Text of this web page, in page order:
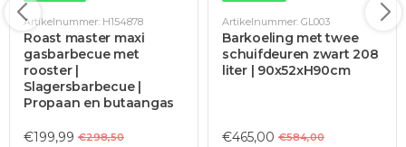
Artikelnummer: H154878
Roast master maxi
gasbarbecue met
rooster |
Slagersbarbecue |
Propaan en butaangas
€199,99 €298,50
Artikelnummer: GL003
Barkoeling met twee
schuifdeuren zwart 208
liter | 90x52xH90cm
€465,00 €584,00